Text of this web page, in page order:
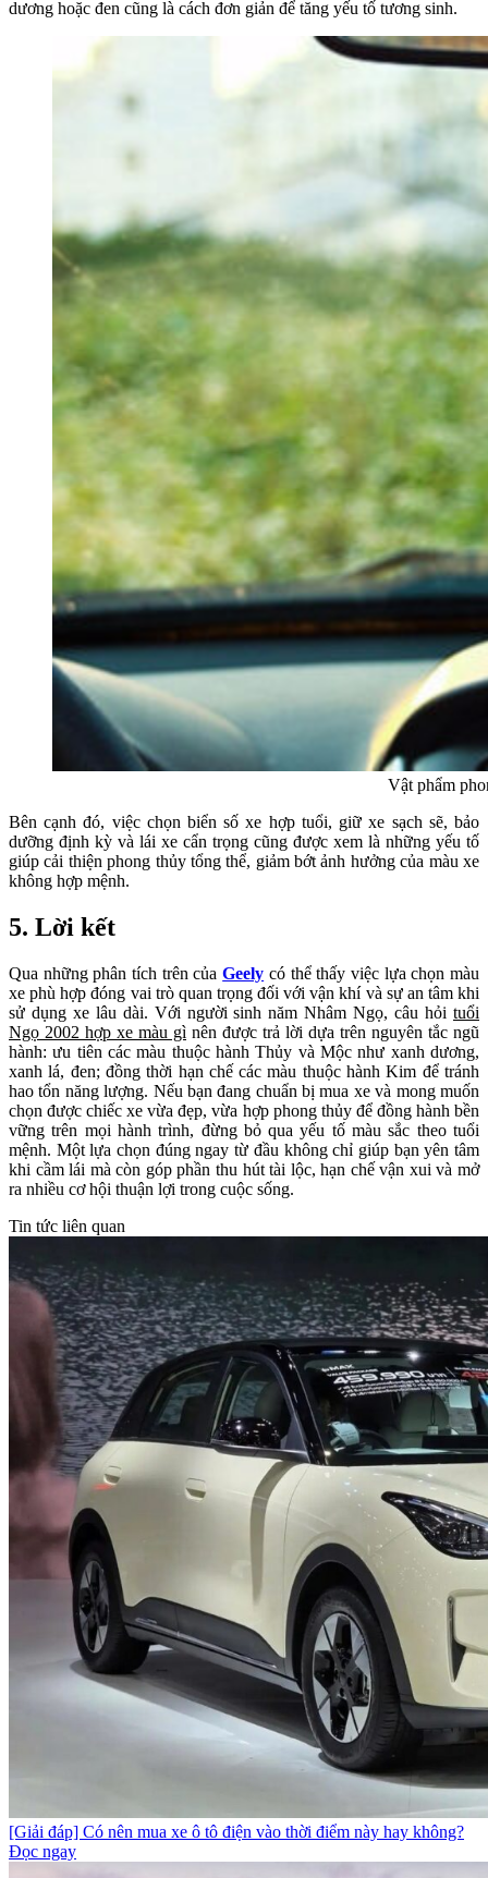
dương hoặc đen cũng là cách đơn giản để tăng yếu tố tương sinh.
Vật phẩm
Bên cạnh đó, việc chọn biển số xe hợp tuổi, giữ xe sạch sẽ, bảo
dưỡng định kỳ và lái xe cẩn trọng cũng được xem là những yếu tố
giúp cải thiện phong thủy tổng thể, giảm bớt ảnh hưởng của màu xe
không hợp mệnh.
5. Lời kết
Qua những phân tích trên củaGeely có thể thấy việc lựa chọn màu
xe phù hợp đóng vai trò quan trọng đối với vận khí và sự an tâm khi
sử dụng xe lâu dài. Với người sinh năm Nhâm Ngọ, câu hỏi tuổi
Ngọ 2002 hợp xe màu gì nên được trả lời dựa trên nguyên tắc ngũ
hành: ưu tiên các màu thuộc hành Thủy và Mộc như xanh dương,
xanh lá, đen; đồng thời hạn chế các màu thuộc hành Kim để tránh
hao tổn năng lượng. Nếu bạn đang chuẩn bị mua xe và mong muốn
chọn được chiếc xe vừa đẹp, vừa hợp phong thủy để đồng hành bền
vững trên mọi hành trình, đừng bỏ qua yếu tố màu sắc theo tuổi
mệnh. Một lựa chọn đúng ngay từ đầu không chỉ giúp bạn yên tâm
khi cầm lái mà còn góp phần thu hút tài lộc, hạn chế vận xui và mở
ra nhiều cơ hội thuận lợi trong cuộc sống.
Tin tức liên quan
[Giải đáp] Có nên mua xe ô tô điện vào thời điểm này hay không?
Đọc ngay